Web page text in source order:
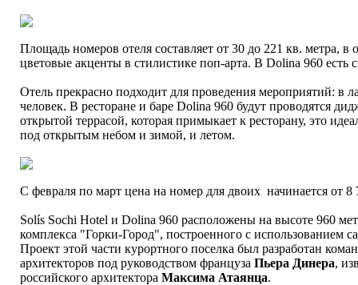
Площадь номеров отеля составляет от 30 до 221 кв. метра,
цветовые акценты в стилистике поп-арта. В Dolina 960
Отель прекрасно подходит для проведения мероприятий: в
человек. В ресторане и баре Dolina 960 будут проводятся
открытой террасой, которая примыкает к ресторану, это
под открытым небом и зимой, и летом.
С февраля по март цена на номер для двоих начинается от 8
Solís Sochi Hotel и Dolina 960 расположены на высоте 960
комплекса "Горки-Город", построенного с использованием
Проект этой части курортного поселка был разработан
архитекторов под руководством француза Пьера Динера,
российского архитектора Максима Атаянца.